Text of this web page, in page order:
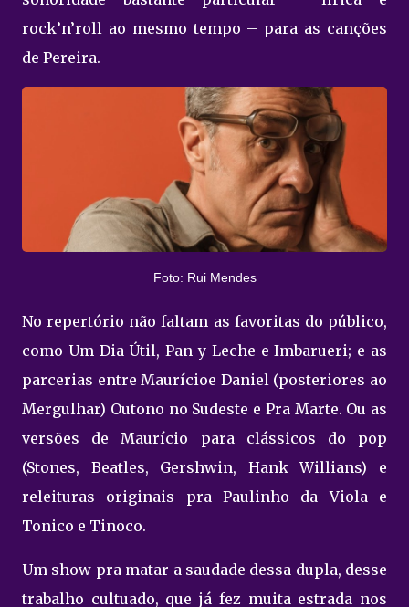
rock’n’roll ao mesmo tempo – para as canções
de Pereira.
Foto: Rui Mendes
No repertório não faltam as favoritas do público,
como Um Dia Útil, Pan y Leche e Imbarueri; e as
parcerias entre Maurícioe Daniel (posteriores ao
Mergulhar) Outono no Sudeste e Pra Marte. Ou as
versões de Maurício para clássicos do pop
(Stones, Beatles, Gershwin, Hank Willians) e
releituras originais pra Paulinho da Viola e
Tonico e Tinoco.
Um show pra matar a saudade dessa dupla, desse
trabalho cultuado, que já fez muita estrada nos